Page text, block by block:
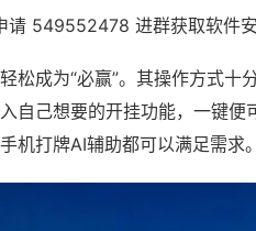
请 549552478 进群获取软件
松成为“必赢”。其操作方式
自己想要的开挂功能，一键
机打牌AI辅助都可以满足需求。